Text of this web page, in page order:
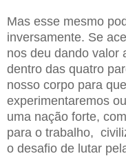
Mas esse mesmo
inversamente. Se
nos deu dando valor
dentro das quatro
nosso corpo para
experimentaremos
uma nação forte,
para o trabalho,
o desafio de lutar